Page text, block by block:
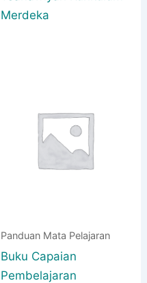
Merdeka
Panduan Mata Pelajaran
Buku Capaian
Pembelajaran